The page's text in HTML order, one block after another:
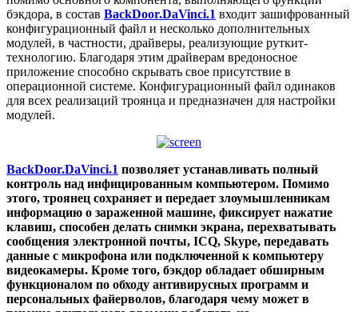
бэкдора, в состав BackDoor.DaVinci.1 входит зашифрованный
конфигурационный файл и несколько дополнительных
модулей, в частности, драйверы, реализующие руткит-
технологию. Благодаря этим драйверам вредоносное
приложение способно скрывать свое присутствие в
операционной системе. Конфигурационный файл одинаков
для всех реализаций троянца и предназначен для настройки
модулей.
BackDoor.DaVinci.1 позволяет устанавливать полный
контроль над инфицированным компьютером. Помимо
этого, троянец сохраняет и передает злоумышленникам
информацию о зараженной машине, фиксирует нажатие
клавиш, способен делать снимки экрана, перехватывать
сообщения электронной почты, ICQ, Skype, передавать
данные с микрофона или подключенной к компьютеру
видеокамеры. Кроме того, бэкдор обладает обширным
функционалом по обходу антивирусных программ и
персональных файерволов, благодаря чему может в